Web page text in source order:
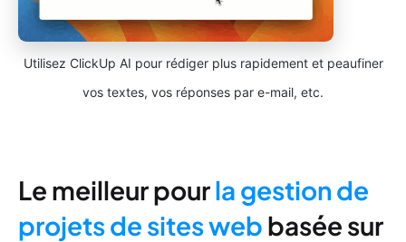
Utilisez ClickUp AI pour rédiger plus rapidement et peaufiner
vos textes, vos réponses par e-mail, etc.
Le meilleur pourla gestion de
projets de sites web basée sur